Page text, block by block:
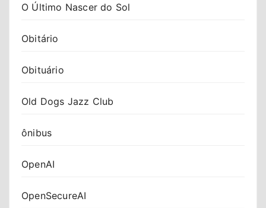
O Último Nascer do Sol
Obitário
Obituário
Old Dogs Jazz Club
ônibus
OpenAI
OpenSecureAI